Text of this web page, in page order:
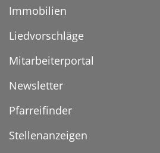
Immobilien
Liedvorschläge
Mitarbeiterportal
Newsletter
Pfarreifinder
Stellenanzeigen